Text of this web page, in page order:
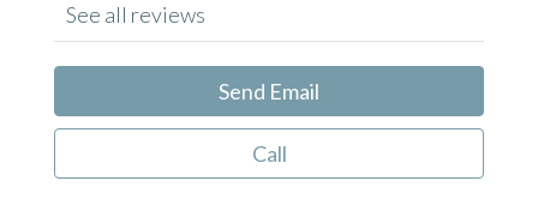
See all reviews
Send Email
Call